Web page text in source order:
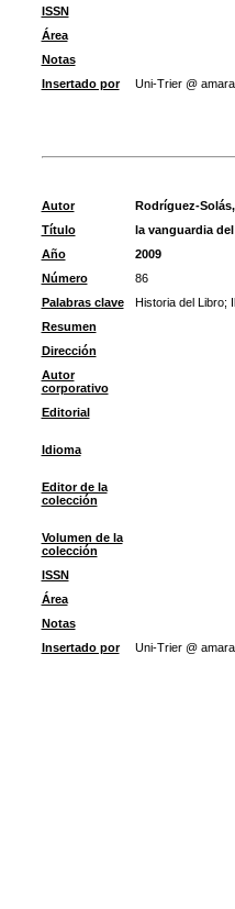
ISSN
Área
Notas
Insertado por
Uni-Trier @
Autor
Rodríguez-
Título
la vanguardia
Año
2009
Número
86
Palabras clave
Historia del Libro;
Resumen
Dirección
Autor
corporativo
Editorial
Idioma
Editor de la
colección
Volumen de la
colección
ISSN
Área
Notas
Insertado por
Uni-Trier @